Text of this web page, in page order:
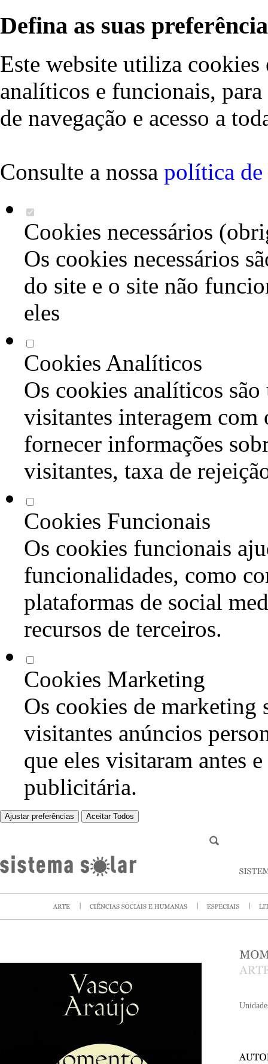
Defina as suas
Este website utiliza cookies
analíticos e funcionais,
de navegação e acesso a
Consulte a nossa política de
Cookies necessários
Os cookies necessários
do site e o site não
eles
Cookies Analíticos
Os cookies analíticos são
visitantes interagem com
fornecer informações
visitantes, taxa de
Cookies Funcionais
Os cookies funcionais
funcionalidades, como
plataformas de social
recursos de terceiros.
Cookies Marketing
Os cookies de marketing
visitantes anúncios
que eles visitaram antes
publicitária.
Ajustar preferências Aceitar Todos